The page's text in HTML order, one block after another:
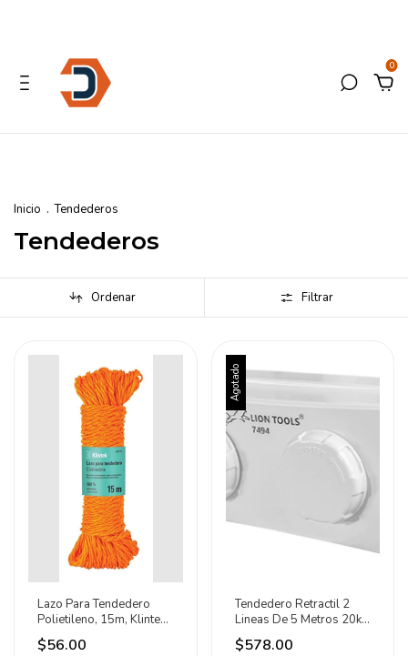
0
Inicio . Tendederos
Tendederos
Ordenar Filtrar
Lazo Para Tendedero
Polietileno, 15m, Klintek
Mixto
$56.00
Agotado
Tendedero Retractil 2
Lineas De 5 Metros 20kg
Lion Tools - Blanco
$578.00